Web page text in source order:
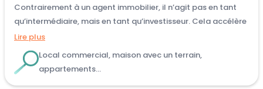
Contrairement à un agent immobilier, il n’agit pas en tant
qu’intermédiaire, mais en tant qu’investisseur. Cela accélère
les démarches et, s’il perçoit un fort potentiel, il peut vous
faire une offre à un prix plus élevé.
Lire plus
Local commercial, maison avec un terrain,
appartements…